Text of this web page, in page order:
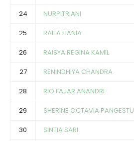
24 NURPITRIANI
25 RAIFA HANIA
26 RAISYA REGINA KAMIL
27 RENINDHIYA CHANDRA
28 RIO FAJAR ANANDRI
29 SHERINE OCTAVIA PANGESTU
30 SINTIA SARI